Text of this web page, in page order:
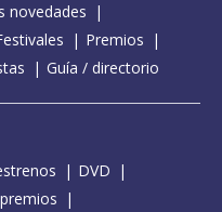
novedades
Premios
Guía / directorio
DVD